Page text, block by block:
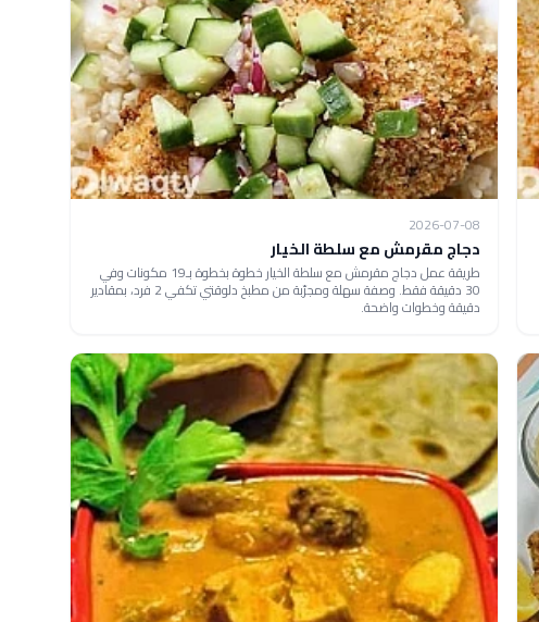
2026-07-08
دجاج مقرمش مع سلطة الخيار
طريقة عمل دجاج مقرمش مع سلطة الخيار خطوة بخطوة بـ19 مكونات وفي
30 دقيقة فقط. وصفة سهلة ومجرّبة من مطبخ دلوقتي تكفي 2 فرد، بمقادير
دقيقة وخطوات واضحة.